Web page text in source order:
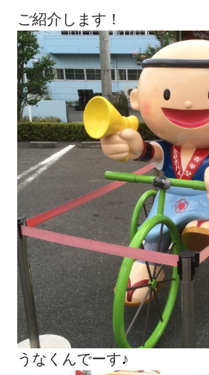
ご紹介します！
うなくんでーす♪